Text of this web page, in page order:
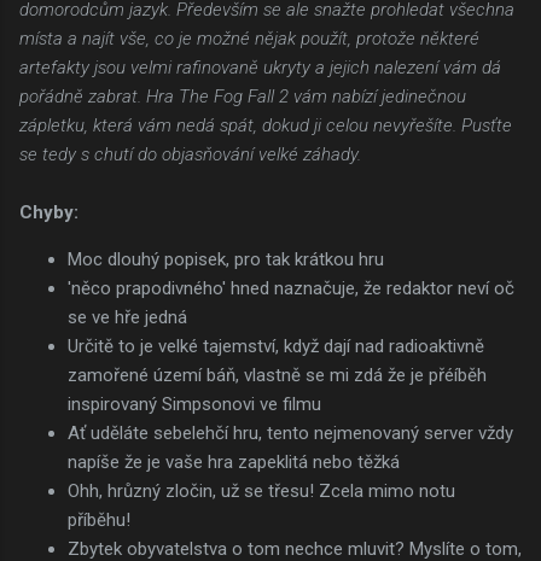
domorodcům jazyk. Především se ale snažte prohledat všechna
místa a najít vše, co je možné nějak použít, protože některé
artefakty jsou velmi rafinovaně ukryty a jejich nalezení vám dá
pořádně zabrat. Hra The Fog Fall 2 vám nabízí jedinečnou
zápletku, která vám nedá spát, dokud ji celou nevyřešíte. Pusťte
se tedy s chutí do objasňování velké záhady.
Chyby:
Moc dlouhý popisek, pro tak krátkou hru
'něco prapodivného' hned naznačuje, že redaktor neví oč
se ve hře jedná
Určitě to je velké tajemství, když dají nad radioaktivně
zamořené území báň, vlastně se mi zdá že je přéíběh
inspirovaný Simpsonovi ve filmu
Ať uděláte sebelehčí hru, tento nejmenovaný server vždy
napíše že je vaše hra zapeklitá nebo těžká
Ohh, hrůzný zločin, už se třesu! Zcela mimo notu
příběhu!
Zbytek obyvatelstva o tom nechce mluvit? Myslíte o tom,